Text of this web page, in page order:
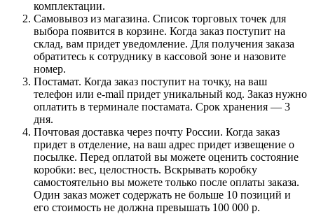
комплектации.
Самовывоз из магазина. Список торговых точек для
выбора появится в корзине. Когда заказ поступит на
склад, вам придет уведомление. Для получения заказа
обратитесь к сотруднику в кассовой зоне и назовите
номер.
Постамат. Когда заказ поступит на точку, на ваш
телефон или e-mail придет уникальный код. Заказ нужно
оплатить в терминале постамата. Срок хранения — 3
дня.
Почтовая доставка через почту России. Когда заказ
придет в отделение, на ваш адрес придет извещение о
посылке. Перед оплатой вы можете оценить состояние
коробки: вес, целостность. Вскрывать коробку
самостоятельно вы можете только после оплаты заказа.
Один заказ может содержать не больше 10 позиций и
его стоимость не должна превышать 100 000 р.